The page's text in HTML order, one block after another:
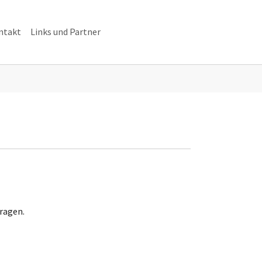
Links und Partner